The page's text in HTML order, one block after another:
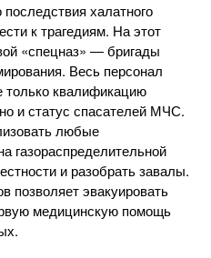
халатного
к трагедиям. На этот
«спецназ» — бригады
Весь персонал
только квалификацию
и статус спасателей МЧС.
любые
газораспределительной
и разобрать завалы.
позволяет эвакуировать
медицинскую помощь